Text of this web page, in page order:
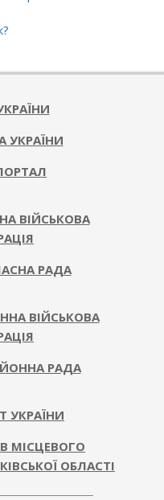
УКРАЇНИ
ВІЙСЬКОВА
РАДА
ВІЙСЬКОВА
РАДА
УКРАЇНИ
МІСЦЕВОГО
ОБЛАСТІ